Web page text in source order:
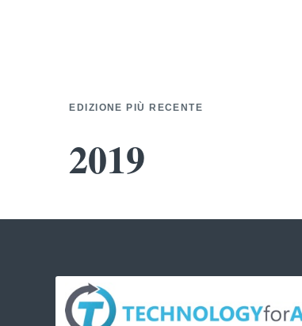
EDIZIONE PIÙ RECENTE
2019